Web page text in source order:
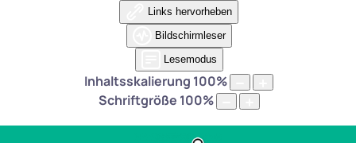
Links hervorheben
Bildschirmleser
Lesemodus
Inhaltsskalierung 100%
Schriftgröße 100%